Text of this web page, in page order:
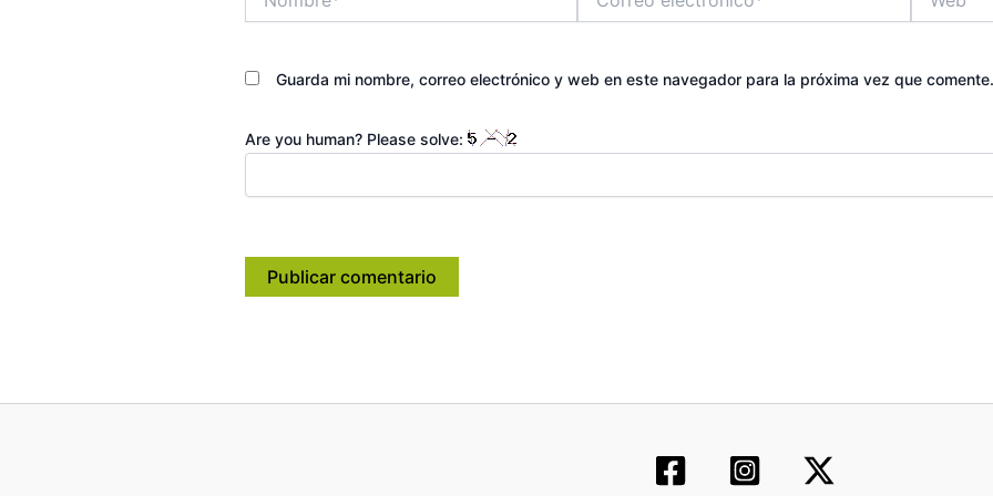
electrónico*
Guarda mi nombre, correo electrónico y web en este navegador para la próxima vez que comente.
Are you human? Please solve: